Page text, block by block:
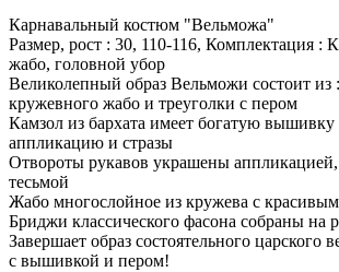
Карнавальный костюм "Вельможа"
Размер, рост : 30, 110-116, Комплектация :
жабо, головной убор
Великолепный образ Вельможи состоит из
кружевного жабо и треуголки с пером
Камзол из бархата имеет богатую
аппликацию и стразы
Отвороты рукавов украшены
тесьмой
Жабо многослойное из кружева с
Бриджи классического фасона собраны на
Завершает образ состоятельного царского
с вышивкой и пером!